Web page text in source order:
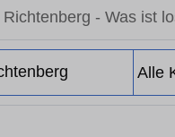
- Was ist